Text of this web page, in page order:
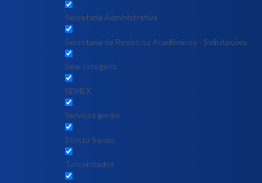
Secretaria Administrativa
Secretaria de Registros Acadêmicos - Solicitações
Sem categoria
SEMEX
Serviços gerais
Stricto Sensu
Terceirizados